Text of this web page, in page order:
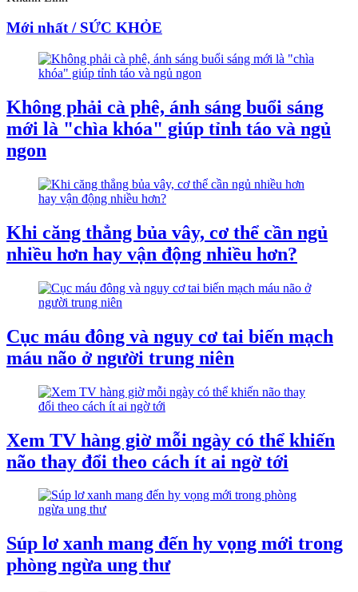
Mới nhất / SỨC KHỎE
Không phải cà phê, ánh sáng buổi sáng
mới là "chìa khóa" giúp tỉnh táo và ngủ
ngon
Khi căng thẳng bủa vây, cơ thể cần ngủ
nhiều hơn hay vận động nhiều hơn?
Cục máu đông và nguy cơ tai biến mạch
máu não ở người trung niên
Xem TV hàng giờ mỗi ngày có thể khiến
não thay đổi theo cách ít ai ngờ tới
Súp lơ xanh mang đến hy vọng mới trong
phòng ngừa ung thư